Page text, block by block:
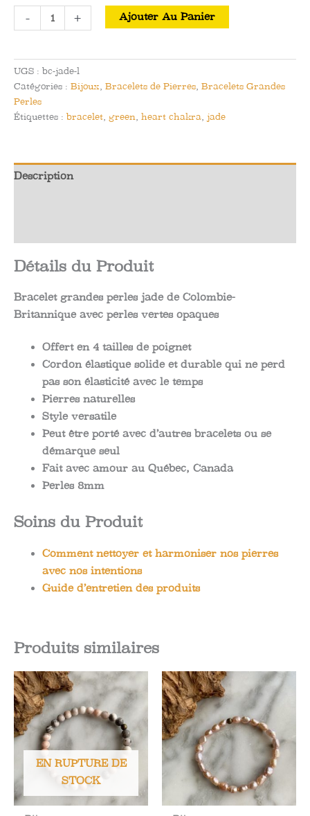
-
quantité
de
Grandes
Perles
Jade
de
-
+ Ajouter Au Panier
UGS : bc-jade-l
Catégories : Bijoux, Bracelets de Pierres, Bracelets Grandes
Perles
Étiquettes : bracelet, green, heart chakra, jade
Description
Détails du Produit
Bracelet grandes perles jade de Colombie-
Britannique avec perles vertes opaques
Offert en 4 tailles de poignet
Cordon élastique solide et durable qui ne perd
pas son élasticité avec le temps
Pierres naturelles
Style versatile
Peut être porté avec d’autres bracelets ou se
démarque seul
Fait avec amour au Québec, Canada
Perles 8mm
Soins du Produit
Comment nettoyer et harmoniser nos pierres
avec nos intentions
Guide d’entretien des produits
Produits similaires
EN RUPTURE DE
STOCK